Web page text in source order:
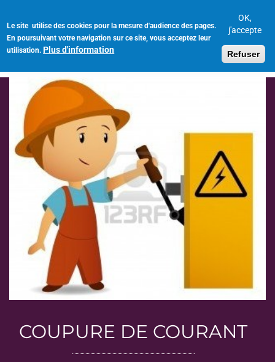
Le site utilise des cookies pour la mesure d'audience des pages.
En poursuivant votre navigation sur ce site, vous acceptez leur
utilisation. Plus d'information
OK,
j'accepte
Refuser
contenu
principal
COUPURE DE COURANT